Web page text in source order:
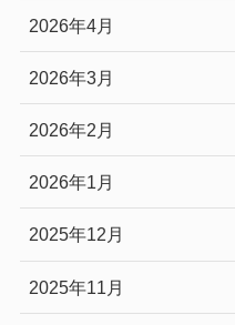
2026年4月
2026年3月
2026年2月
2026年1月
2025年12月
2025年11月